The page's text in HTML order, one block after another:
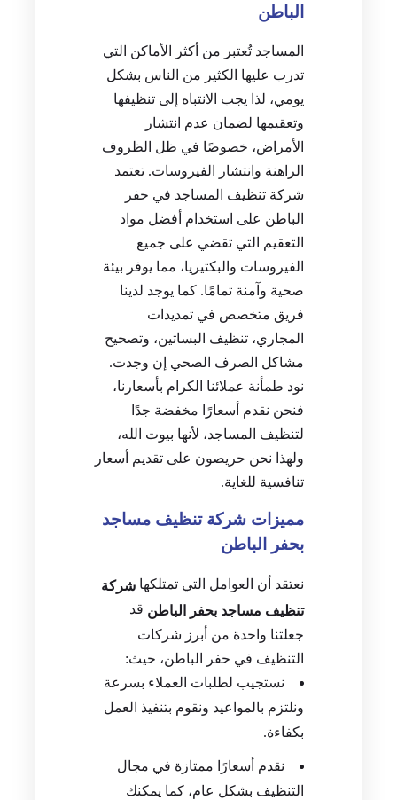
الباطن
المساجد تُعتبر من أكثر الأماكن التي
تدرب عليها الكثير من الناس بشكل
يومي، لذا يجب الانتباه إلى تنظيفها
وتعقيمها لضمان عدم انتشار
الأمراض، خصوصًا في ظل الظروف
الراهنة وانتشار الفيروسات. تعتمد
شركة تنظيف المساجد في حفر
الباطن على استخدام أفضل مواد
التعقيم التي تقضي على جميع
الفيروسات والبكتيريا، مما يوفر بيئة
صحية وآمنة تمامًا. كما يوجد لدينا
فريق متخصص في تمديدات
المجاري، تنظيف البساتين، وتصحيح
مشاكل الصرف الصحي إن وجدت.
نود طمأنة عملائنا الكرام بأسعارنا،
فنحن نقدم أسعارًا مخفضة جدًا
لتنظيف المساجد، لأنها بيوت الله،
ولهذا نحن حريصون على تقديم أسعار
تنافسية للغاية.
مميزات شركة تنظيف مساجد
بحفر الباطن
نعتقد أن العوامل التي تمتلكها شركة
تنظيف مساجد بحفر الباطن قد
جعلتنا واحدة من أبرز شركات
التنظيف في حفر الباطن، حيث:
نستجيب لطلبات العملاء بسرعة
ونلتزم بالمواعيد ونقوم بتنفيذ العمل
بكفاءة.
نقدم أسعارًا ممتازة في مجال
التنظيف بشكل عام، كما يمكنك